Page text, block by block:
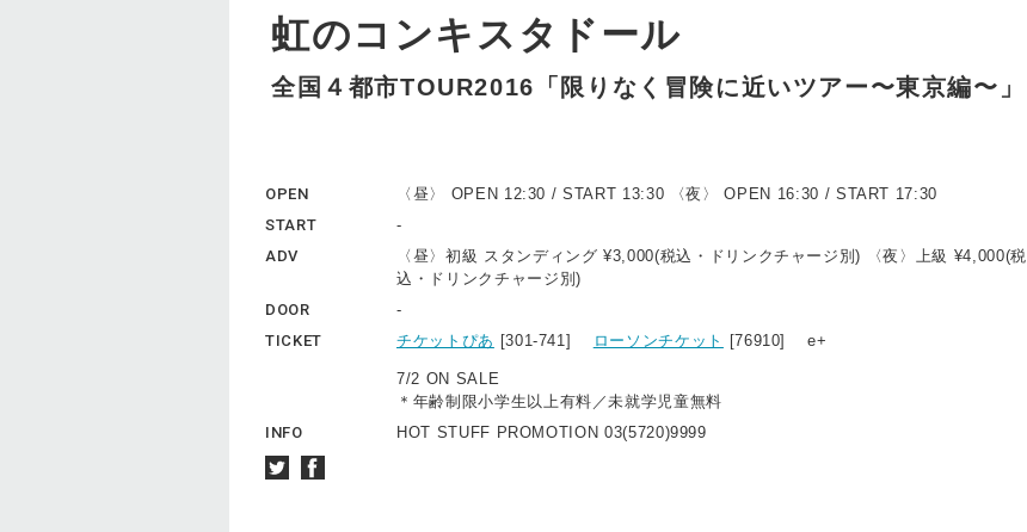
虹のコンキスタドール
全国４都市TOUR2016「限りなく冒険に近いツアー〜東京編〜」
OPEN
〈昼〉 OPEN 12:30 / START 13:30 〈夜〉 OPEN 16:30 / START 17:30
START
-
ADV
〈昼〉初級 スタンディング ¥3,000(税込・ドリンクチャージ別) 〈夜〉上級 ¥4,000(税
込・ドリンクチャージ別)
DOOR
-
TICKET
チケットぴあ [301-741] ローソンチケット [76910] e+
7/2 ON SALE
＊年齢制限小学生以上有料／未就学児童無料
INFO
HOT STUFF PROMOTION 03(5720)9999